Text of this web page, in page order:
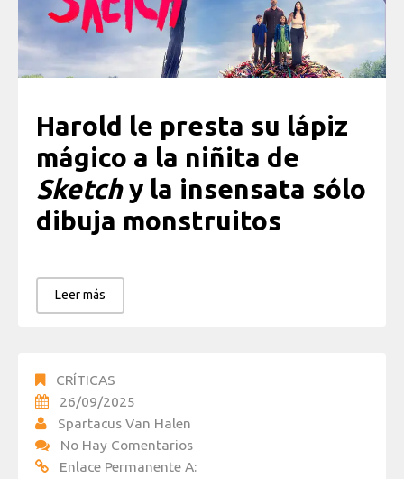
Harold le presta su lápiz
mágico a la niñita de
Sketchy la insensata sólo
dibuja monstruitos
Leer más
CRÍTICAS
26/09/2025
Spartacus Van Halen
No Hay Comentarios
Enlace Permanente A: